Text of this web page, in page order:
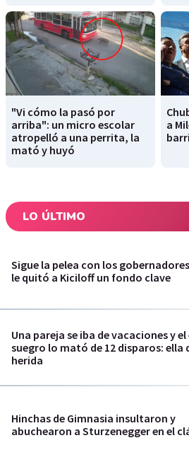
"Vi cómo la pasó por
arriba": un micro escolar
atropelló a una perrita, la
mató y huyó
a
LO ÚLTIMO
Sigue la pelea con los
le quitó a Kiciloff un fondo clave
Una pareja se iba de vacaciones y el
suegro lo mató de 12 disparos: ella
herida
Hinchas de Gimnasia insultaron y
abuchearon a Sturzenegger en el